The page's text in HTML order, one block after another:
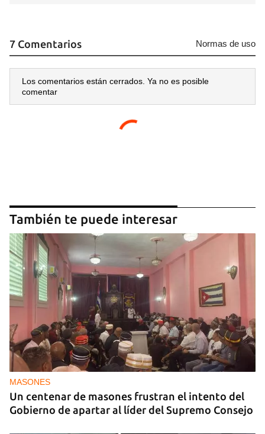
7 Comentarios Normas de uso
Los comentarios están cerrados. Ya no es posible
comentar
También te puede interesar
MASONES
Un centenar de masones frustran el intento del
Gobierno de apartar al líder del Supremo Consejo